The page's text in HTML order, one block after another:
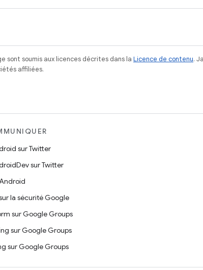
sont soumis aux licences décrites dans la Licence de contenu.
affiliées.
sur Twitter
sur Twitter
la sécurité Google
sur Google Groups
sur Google Groups
sur Google Groups